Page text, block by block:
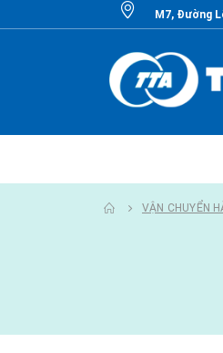
M7, Đường
VẬN CHUYỂN